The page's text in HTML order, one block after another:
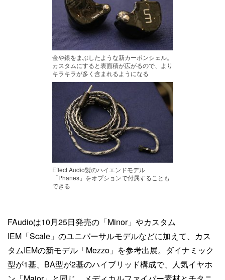
金や銀をまぶしたような新カーボンシェル。
カスタムにすると表面積が広がるので、より
キラキラが多く含まれるようになる
Effect Audio製のハイエンドモデル
「Phanes」をオプションで付属することも
できる
FAudioは10月25日発売の「Minor」やカスタム
IEM「Scale」のユニバーサルモデルなどに加えて、カス
タムIEMの新モデル「Mezzo」を参考出展。ダイナミック
型が1基、BA型が2基のハイブリッド構成で、人気イヤホ